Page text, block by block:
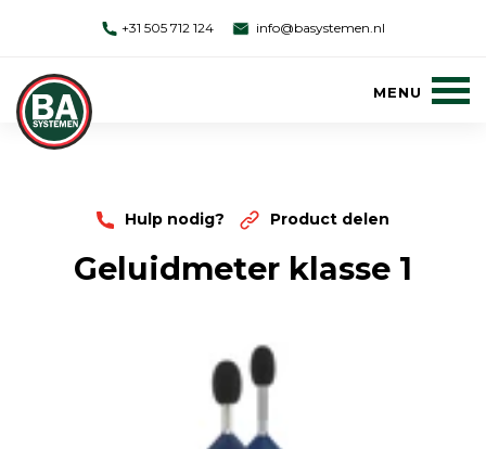
+31 505 712 124 info@basystemen.nl
Hulp nodig? Product delen
Geluidmeter klasse 1